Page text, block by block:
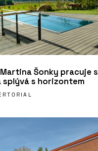
Šonky pracuje s
s horizontem